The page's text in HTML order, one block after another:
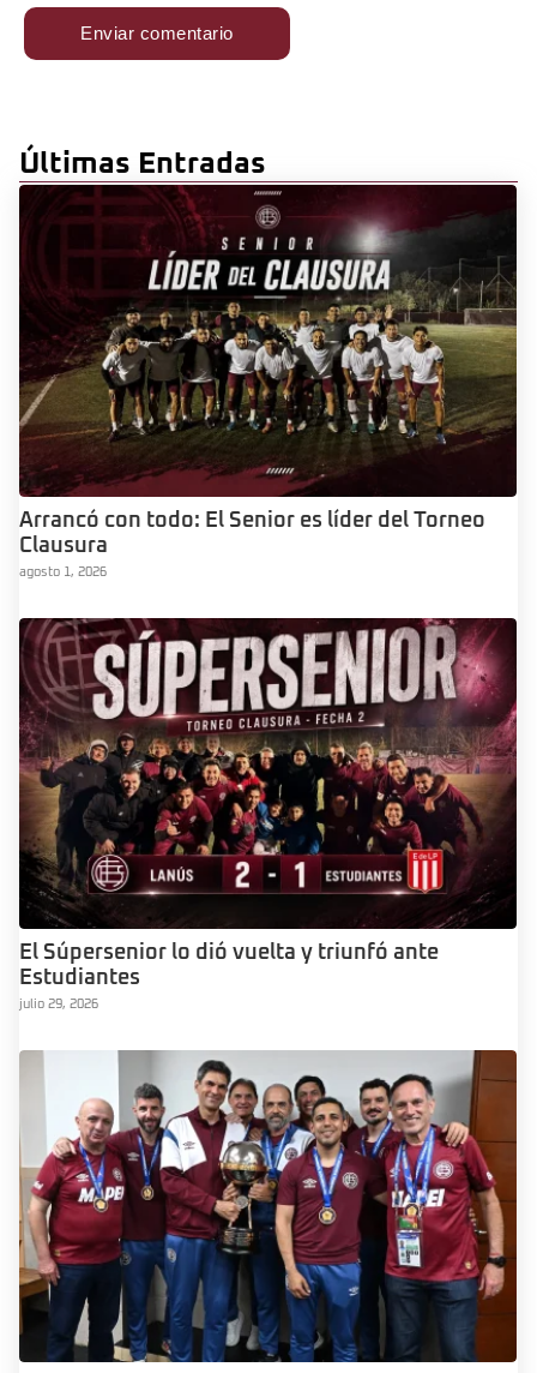
Últimas Entradas
Arrancó con todo: El Senior es líder del Torneo
Clausura
agosto 1, 2026
El Súpersenior lo dió vuelta y triunfó ante
Estudiantes
julio 29, 2026